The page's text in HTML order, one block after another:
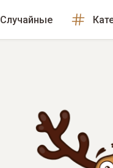
Случайные